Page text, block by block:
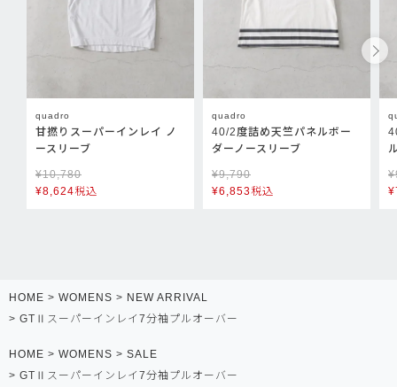
quadro
甘撚りスーパーインレイ ノ
ースリーブ
¥10,780
¥8,624税込
quadro
40/2度詰め天竺パネルボー
ダーノースリーブ
¥9,790
¥6,853税込
¥
¥
HOME WOMENS
NEW ARRIVAL
GTⅡスーパーインレイ7分袖プルオーバー
HOME WOMENS
SALE
GTⅡスーパーインレイ7分袖プルオーバー